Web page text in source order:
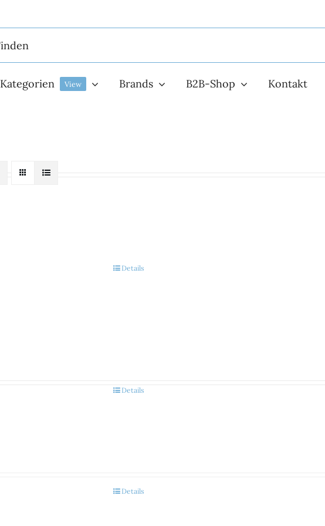
Kategorien View Brands B2B-Shop Kontakt
Details
Details
Details